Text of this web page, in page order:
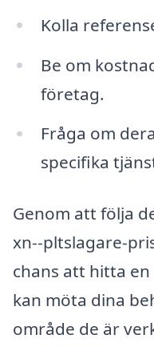
Kolla
Be om
företag.
Fråga om
specifika
Genom att följa
xn--pltslagare-
chans att hitta
kan möta dina
område de är